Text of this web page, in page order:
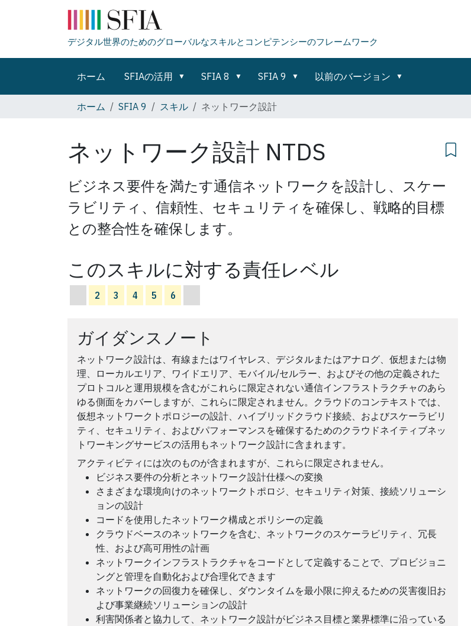
デジタル世界のためのグローバルなスキルとコンピテンシーのフレームワーク
ホーム SFIAの活用 SFIA 8 SFIA 9 以前のバージョン
ホーム SFIA 9 スキル ネットワーク設計
ネットワーク設計 NTDS
ビジネス要件を満たす通信ネットワークを設計し、スケー
ラビリティ、信頼性、セキュリティを確保し、戦略的目標
との整合性を確保します。
このスキルに対する責任レベル
2 3 4 5 6
ガイダンスノート
ネットワーク設計は、有線またはワイヤレス、デジタルまたはアナログ、仮想または物
理、ローカルエリア、ワイドエリア、モバイル/セルラー、およびその他の定義された
プロトコルと運用規模を含むがこれらに限定されない通信インフラストラクチャのあら
ゆる側面をカバーしますが、これらに限定されません。クラウドのコンテキストでは、
仮想ネットワークトポロジーの設計、ハイブリッドクラウド接続、およびスケーラビリ
ティ、セキュリティ、およびパフォーマンスを確保するためのクラウドネイティブネッ
トワーキングサービスの活用もネットワーク設計に含まれます。
アクティビティには次のものが含まれますが、これらに限定されません。
ビジネス要件の分析とネットワーク設計仕様への変換
さまざまな環境向けのネットワークトポロジ、セキュリティ対策、接続ソリューシ
ョンの設計
コードを使用したネットワーク構成とポリシーの定義
クラウドベースのネットワークを含む、ネットワークのスケーラビリティ、冗長
性、および高可用性の計画
ネットワークインフラストラクチャをコードとして定義することで、プロビジョニ
ングと管理を自動化および合理化できます
ネットワークの回復力を確保し、ダウンタイムを最小限に抑えるための災害復旧お
よび事業継続ソリューションの設計
利害関係者と協力して、ネットワーク設計がビジネス目標と業界標準に沿っている